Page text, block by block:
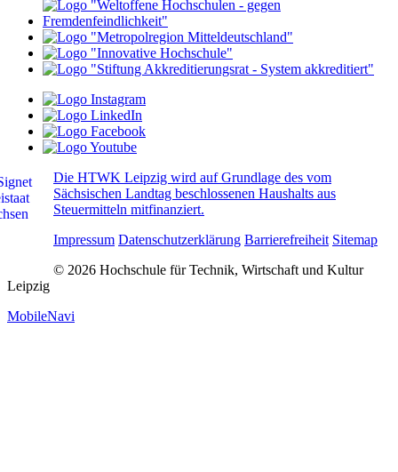
Die HTWK Leipzig wird auf Grundlage des vom
Sächsischen Landtag beschlossenen Haushalts aus
Steuermitteln mitfinanziert.
Impressum Datenschutzerklärung Barrierefreiheit Sitemap
© 2026 Hochschule für Technik, Wirtschaft und Kultur
Leipzig
MobileNavi